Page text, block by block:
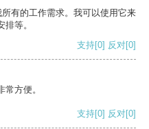
有的工作需求。我可以使用它来
等。
支持[0] 反对[0]
方便。
支持[0] 反对[0]